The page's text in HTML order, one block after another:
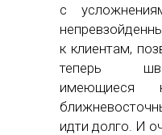
с
к клиентам,
теперь
идти долго. И